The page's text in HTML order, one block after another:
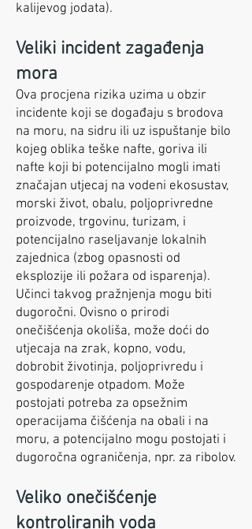
kalijevog jodata).
Veliki incident zagađenja
mora
Ova procjena rizika uzima u obzir
incidente koji se događaju s brodova
na moru, na sidru ili uz ispuštanje bilo
kojeg oblika teške nafte, goriva ili
nafte koji bi potencijalno mogli imati
značajan utjecaj na vodeni ekosustav,
morski život, obalu, poljoprivredne
proizvode, trgovinu, turizam, i
potencijalno raseljavanje lokalnih
zajednica (zbog opasnosti od
eksplozije ili požara od isparenja).
Učinci takvog pražnjenja mogu biti
dugoročni. Ovisno o prirodi
onečišćenja okoliša, može doći do
utjecaja na zrak, kopno, vodu,
dobrobit životinja, poljoprivredu i
gospodarenje otpadom. Može
postojati potreba za opsežnim
operacijama čišćenja na obali i na
moru, a potencijalno mogu postojati i
dugoročna ograničenja, npr. za ribolov.
Veliko onečišćenje
kontroliranih voda